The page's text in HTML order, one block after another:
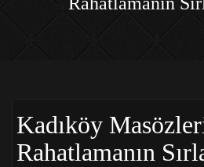
Kadıköy
Rahatlamanın